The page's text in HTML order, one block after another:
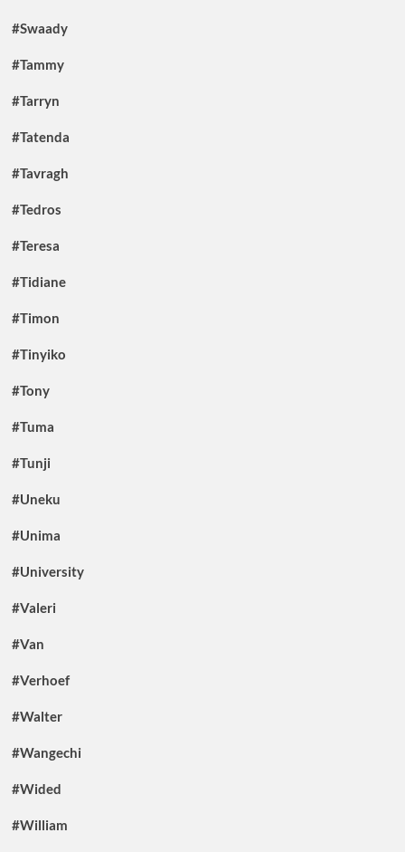
#Swaady
#Tammy
#Tarryn
#Tatenda
#Tavragh
#Tedros
#Teresa
#Tidiane
#Timon
#Tinyiko
#Tony
#Tuma
#Tunji
#Uneku
#Unima
#University
#Valeri
#Van
#Verhoef
#Walter
#Wangechi
#Wided
#William